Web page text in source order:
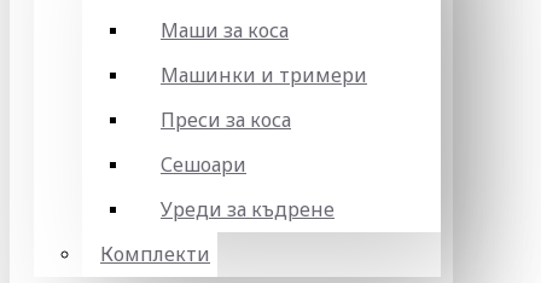
Маши за коса
Машинки и тримери
Преси за коса
Сешоари
Уреди за къдрене
Комплекти